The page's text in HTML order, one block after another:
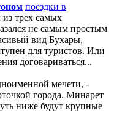
поездки в
трех самых
не самым простым
вид Бухары,
для туристов. Или
договариваться...
мечети, -
города. Минарет
ниже будут крупные